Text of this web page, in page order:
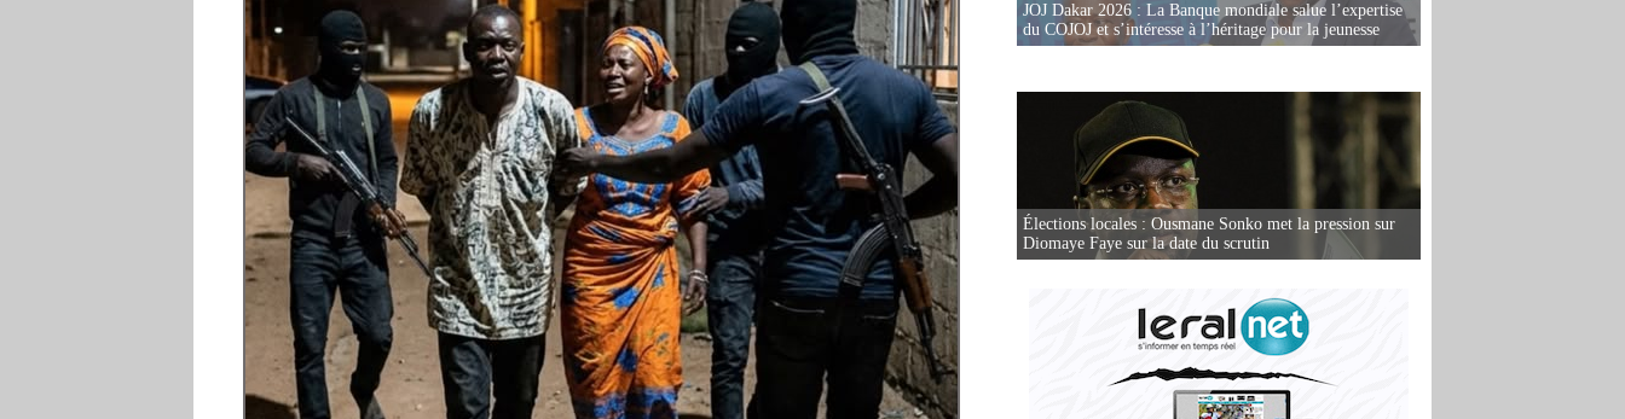
JOJ Dakar 2026 : La Banque mondiale salue l’expertise
du COJOJ et s’intéresse à l’héritage pour la jeunesse
Élections locales : Ousmane Sonko met la pression sur
Diomaye Faye sur la date du scrutin